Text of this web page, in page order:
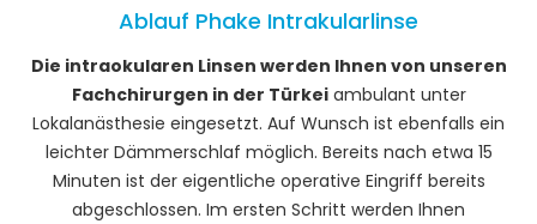
Ablauf Phake Intrakularlinse
Die intraokularen Linsen werden Ihnen von unseren
Fachchirurgen in der Türkeiambulant unter
Lokalanästhesie eingesetzt. Auf Wunsch ist ebenfalls ein
leichter Dämmerschlaf möglich. Bereits nach etwa 15
Minuten ist der eigentliche operative Eingriff bereits
abgeschlossen. Im ersten Schritt werden Ihnen